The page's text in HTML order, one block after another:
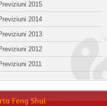
2015
2014
2013
2012
2011
Feng Shui